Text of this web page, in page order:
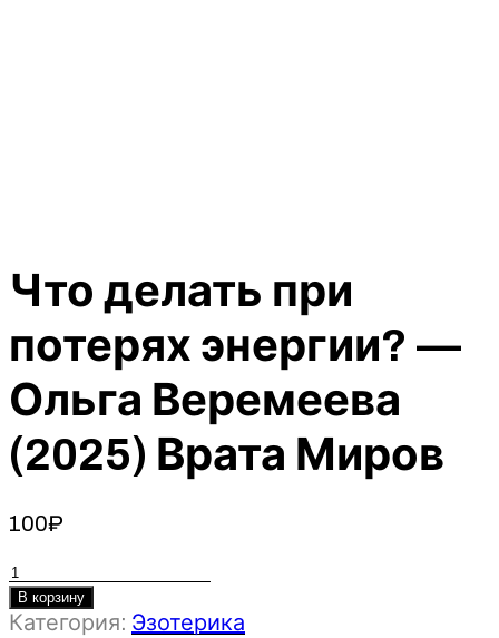
Что делать при
потерях энергии? —
Ольга Веремеева
(2025) Врата Миров
100₽
Количество
товара
Что
В корзину
Категория: Эзотерика